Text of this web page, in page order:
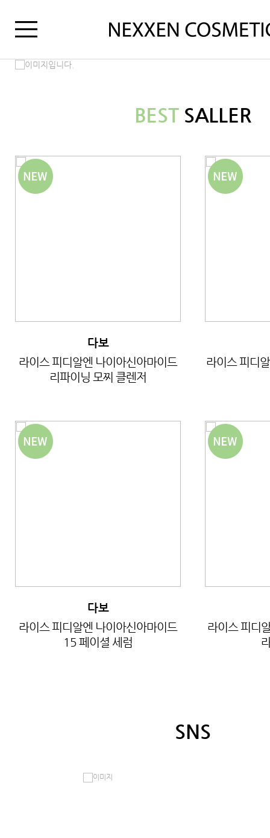
BESTSALLER
다보
라이스 피디알엔 나이아신아마이드
리파이닝 모찌 클렌저
라이스 피디
다보
라이스 피디알엔 나이아신아마이드
15 페이셜 세럼
라이스 피디
SNS